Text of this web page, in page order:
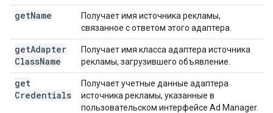
getName
Получает имя источника рекламы,
связанное с ответом этого адаптера.
getAdapter
ClassName
Получает имя класса адаптера источника
рекламы, загрузившего объявление.
get
Credentials
Получает учетные данные адаптера
источника рекламы, указанные в
пользовательском интерфейсе Ad Manager.